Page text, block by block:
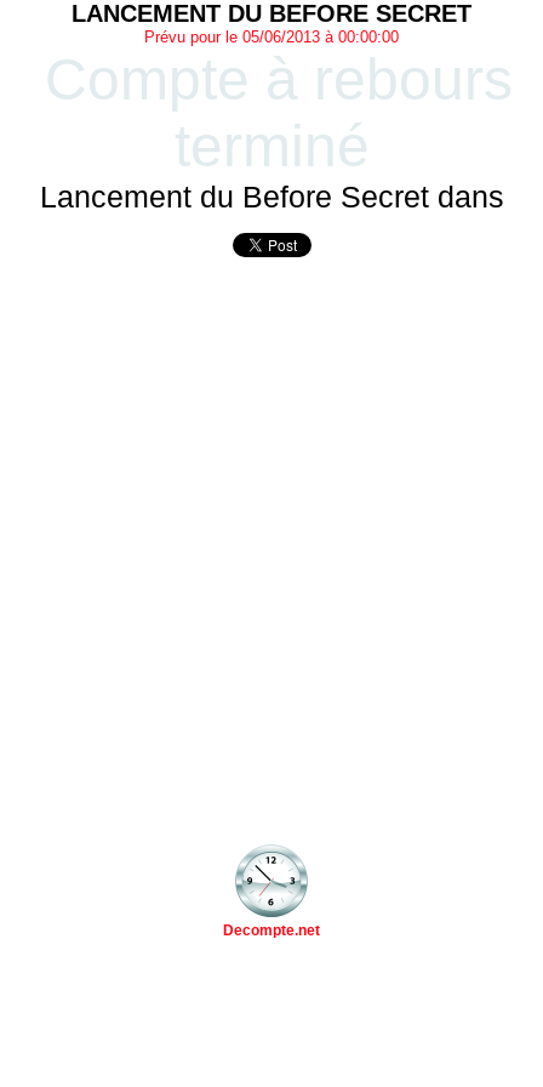
LANCEMENT DU BEFORE SECRET
Prévu pour le 05/06/2013 à 00:00:00
Compte à rebours
terminé
Lancement du Before Secret dans
Decompte.net